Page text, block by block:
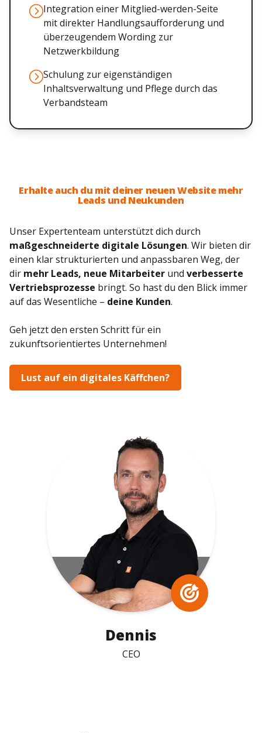
Integration einer Mitglied-werden-Seite
mit direkter Handlungsaufforderung und
überzeugendem Wording zur
Netzwerkbildung
Schulung zur eigenständigen
Inhaltsverwaltung und Pflege durch das
Verbandsteam
Erhalte auch du mit deiner neuen Website mehr
Leads und Neukunden
Unser Expertenteam unterstützt dich durch
maßgeschneiderte digitale Lösungen. Wir bieten dir
einen klar strukturierten und anpassbaren Weg, der
dir mehr Leads, neue Mitarbeiter und verbesserte
Vertriebsprozesse bringt. So hast du den Blick immer
auf das Wesentliche – deine Kunden.
Geh jetzt den ersten Schritt für ein
zukunftsorientiertes Unternehmen!
Lust auf ein digitales Käffchen?
Dennis
CEO